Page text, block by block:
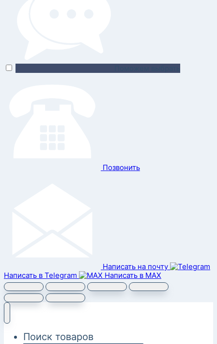
Позвонить
Написать на почту
Написать в Telegram
Написать в MAX
Поиск товаров